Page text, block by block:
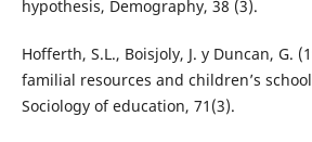
hypothesis, Demography, 38 (3).
Hofferth, S.L., Boisjoly, J. y Duncan, G.
familial resources and children’s
Sociology of education, 71(3).